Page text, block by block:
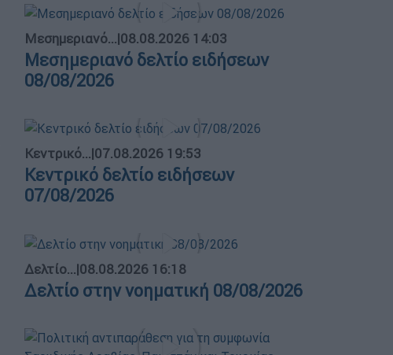
Μεσημεριανό...|08.08.2026 14:03
Μεσημεριανό δελτίο ειδήσεων
08/08/2026
Κεντρικό...|07.08.2026 19:53
Κεντρικό δελτίο ειδήσεων
07/08/2026
Δελτίο...|08.08.2026 16:18
Δελτίο στην νοηματική 08/08/2026